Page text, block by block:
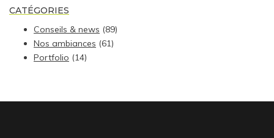
CATÉGORIES
Conseils & news (89)
Nos ambiances (61)
Portfolio (14)